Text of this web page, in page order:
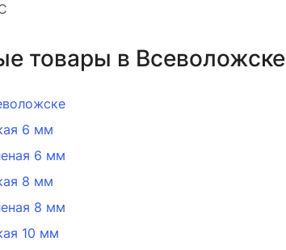
товары в Всеволожске
6 мм
6 мм
8 мм
8 мм
10 мм